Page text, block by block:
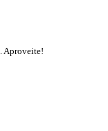
. Aproveite!